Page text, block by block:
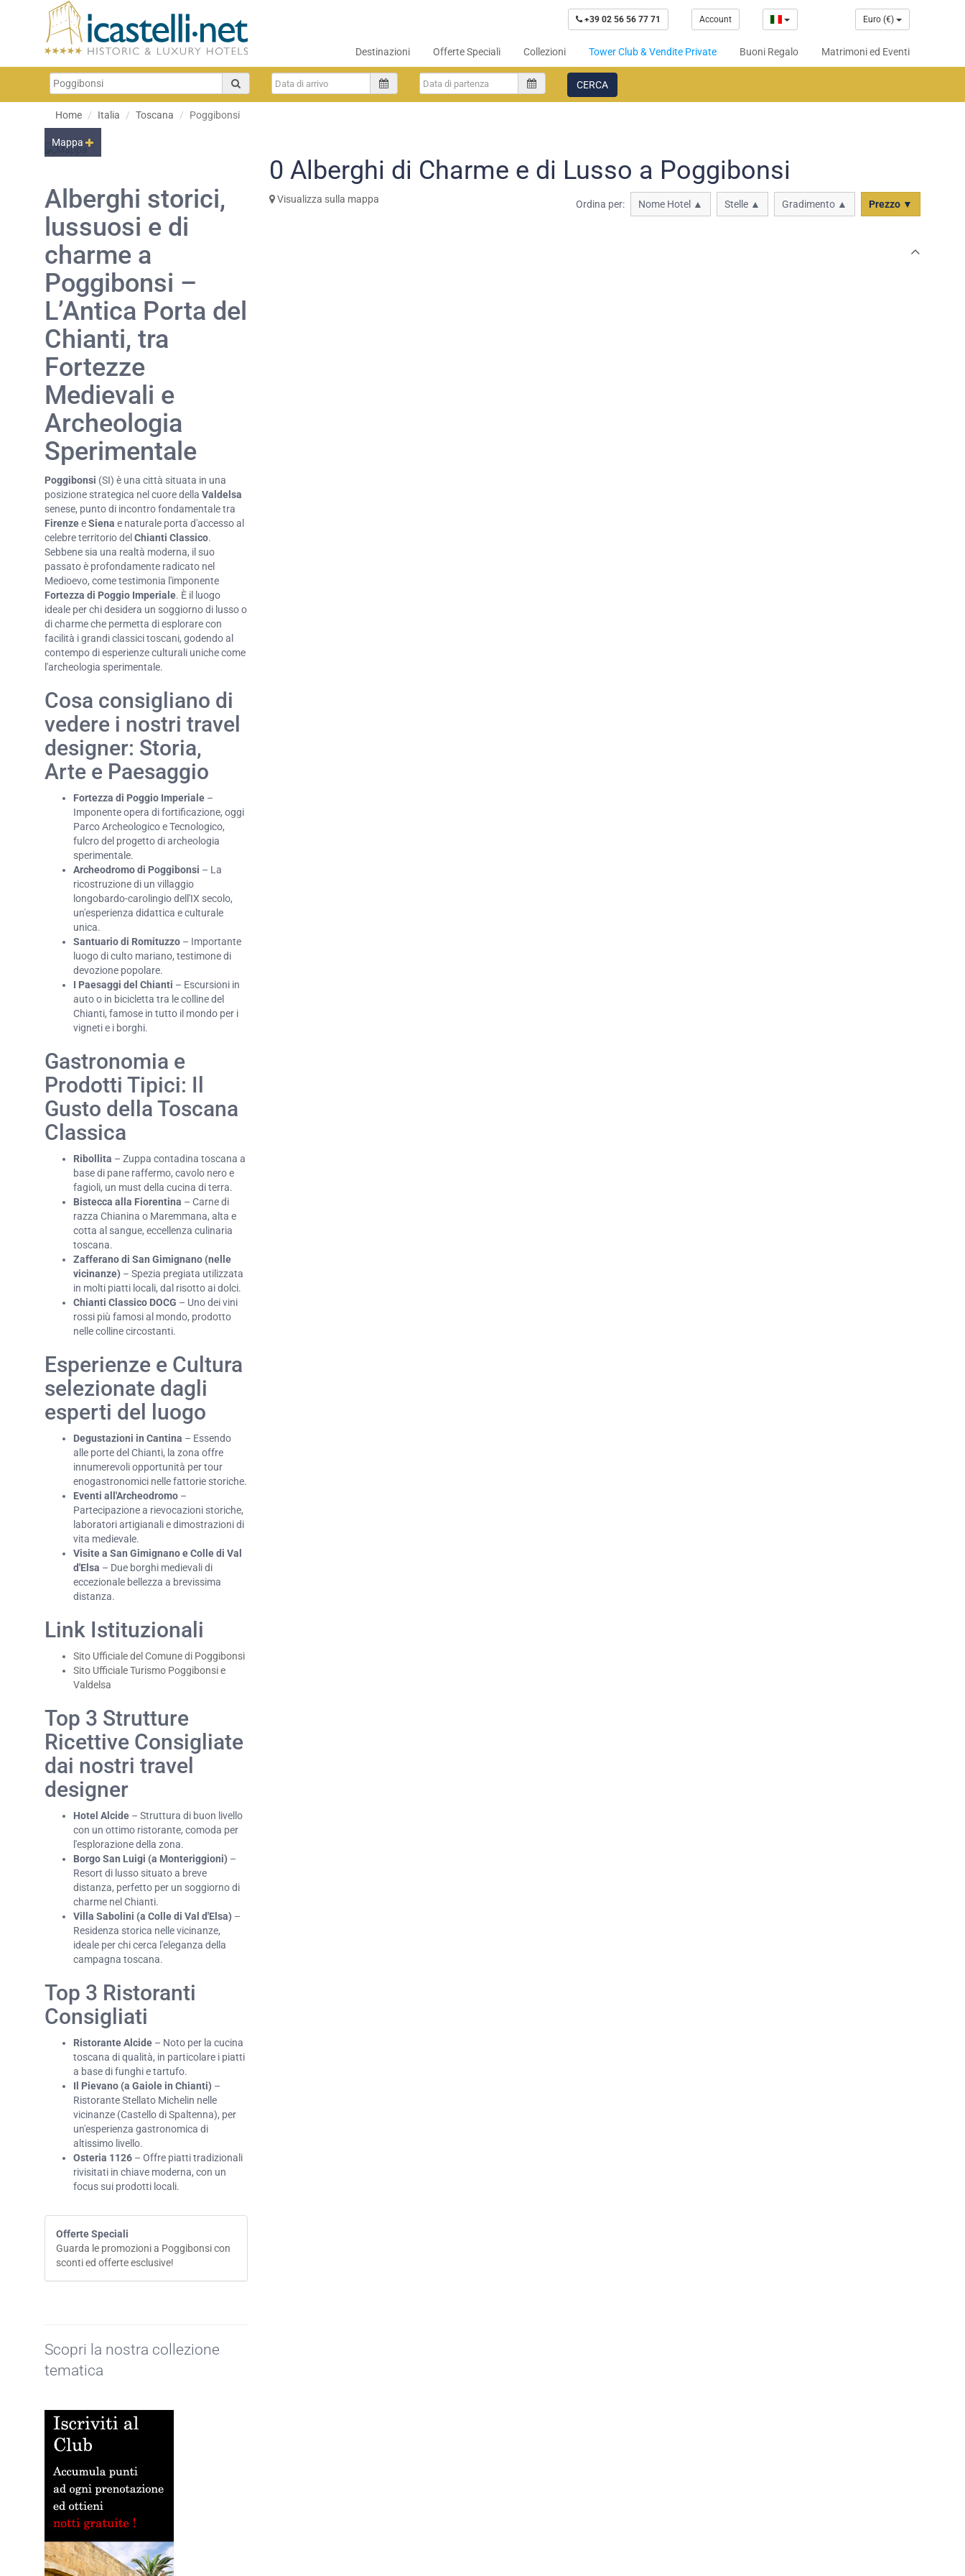
+39 02 56 56 77 71 Account Euro (€)
Destinazioni Offerte Speciali Collezioni Tower Club & Vendite Private Buoni Regalo Matrimoni ed Eventi
CERCA
Home Italia Toscana Poggibonsi
Mappa
Alberghi storici,
lussuosi e di
charme a
Poggibonsi –
L’Antica Porta del
Chianti, tra
Fortezze
Medievali e
Archeologia
Sperimentale
Poggibonsi (SI) è una città situata in una
posizione strategica nel cuore della Valdelsa
senese, punto di incontro fondamentale tra
FirenzeeSiena e naturale porta d'accesso al
celebre territorio del Chianti Classico.
Sebbene sia una realtà moderna, il suo
passato è profondamente radicato nel
Medioevo, come testimonia l'imponente
Fortezza di Poggio Imperiale. È il luogo
ideale per chi desidera un soggiorno di lusso o
di charme che permetta di esplorare con
facilità i grandi classici toscani, godendo al
contempo di esperienze culturali uniche come
l'archeologia sperimentale.
Cosa consigliano di
vedere i nostri travel
designer: Storia,
Arte e Paesaggio
Fortezza di Poggio Imperiale –
Imponente opera di fortificazione, oggi
Parco Archeologico e Tecnologico,
fulcro del progetto di archeologia
sperimentale.
Archeodromo di Poggibonsi – La
ricostruzione di un villaggio
longobardo-carolingio dell'IX secolo,
un'esperienza didattica e culturale
unica.
Santuario di Romituzzo – Importante
luogo di culto mariano, testimone di
devozione popolare.
I Paesaggi del Chianti – Escursioni in
auto o in bicicletta tra le colline del
Chianti, famose in tutto il mondo per i
vigneti e i borghi.
Gastronomia e
Prodotti Tipici: Il
Gusto della Toscana
Classica
Ribollita – Zuppa contadina toscana a
base di pane raffermo, cavolo nero e
fagioli, un must della cucina di terra.
Bistecca alla Fiorentina – Carne di
razza Chianina o Maremmana, alta e
cotta al sangue, eccellenza culinaria
toscana.
Zafferano di San Gimignano (nelle
vicinanze) – Spezia pregiata utilizzata
in molti piatti locali, dal risotto ai dolci.
Chianti Classico DOCG – Uno dei vini
rossi più famosi al mondo, prodotto
nelle colline circostanti.
Esperienze e Cultura
selezionate dagli
esperti del luogo
Degustazioni in Cantina – Essendo
alle porte del Chianti, la zona offre
innumerevoli opportunità per tour
enogastronomici nelle fattorie storiche.
Eventi all'Archeodromo –
Partecipazione a rievocazioni storiche,
laboratori artigianali e dimostrazioni di
vita medievale.
Visite a San Gimignano e Colle di Val
d'Elsa – Due borghi medievali di
eccezionale bellezza a brevissima
distanza.
Link Istituzionali
Sito Ufficiale del Comune di Poggibonsi
Sito Ufficiale Turismo Poggibonsi e
Valdelsa
Top 3 Strutture
Ricettive Consigliate
dai nostri travel
designer
Hotel Alcide – Struttura di buon livello
con un ottimo ristorante, comoda per
l'esplorazione della zona.
Borgo San Luigi (a Monteriggioni) –
Resort di lusso situato a breve
distanza, perfetto per un soggiorno di
charme nel Chianti.
Villa Sabolini (a Colle di Val d'Elsa) –
Residenza storica nelle vicinanze,
ideale per chi cerca l'eleganza della
campagna toscana.
Top 3 Ristoranti
Consigliati
Ristorante Alcide – Noto per la cucina
toscana di qualità, in particolare i piatti
a base di funghi e tartufo.
Il Pievano (a Gaiole in Chianti) –
Ristorante Stellato Michelin nelle
vicinanze (Castello di Spaltenna), per
un'esperienza gastronomica di
altissimo livello.
Osteria 1126 – Offre piatti tradizionali
rivisitati in chiave moderna, con un
focus sui prodotti locali.
Offerte Speciali
Guarda le promozioni a Poggibonsi con
sconti ed offerte esclusive!
Scopri la nostra collezione
tematica
0 Alberghi di Charme e di Lusso a Poggibonsi
Visualizza sulla mappa Ordina per: Nome Hotel ▲ Stelle ▲ Gradimento ▲ Prezzo ▼